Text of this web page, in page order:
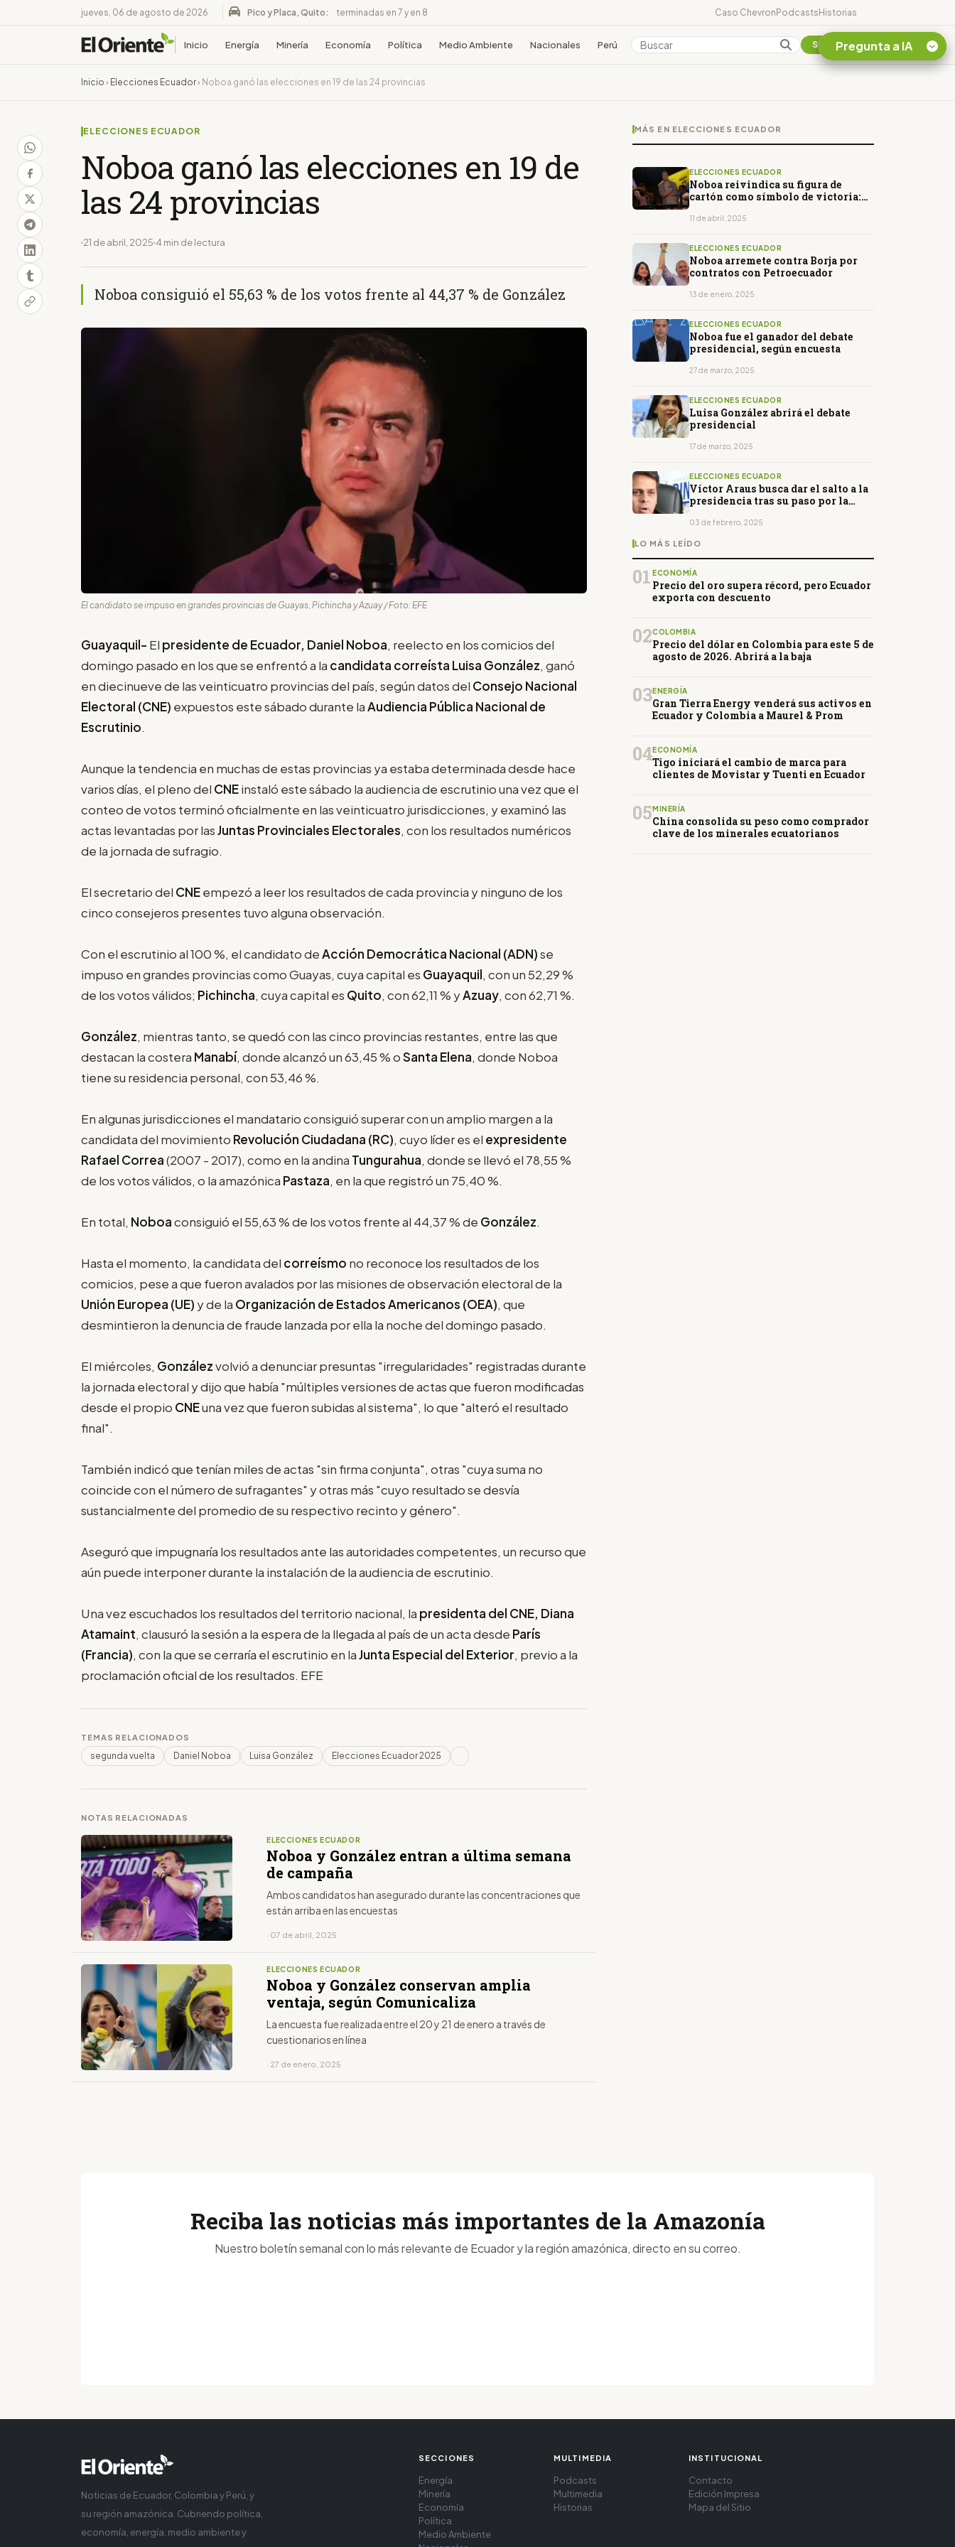
jueves, 06 de agosto de 2026 Pico y Placa, Quito: terminadas en 7 y en 8 Caso ChevronPodcastsHistorias
Inicio Energía Minería Economía Política Medio Ambiente Nacionales Perú Colombia Suscribirse
Inicio › Elecciones Ecuador› Noboa ganó las elecciones en 19 de las 24 provincias
ELECCIONES ECUADOR
Noboa ganó las elecciones en 19 de
las 24 provincias
21 de abril, 2025 4 min de lectura
Noboa consiguió el 55,63 % de los votos frente al 44,37 % de González
El candidato se impuso en grandes provincias de Guayas, Pichincha y Azuay / Foto: EFE
Guayaquil- El presidente de Ecuador, Daniel Noboa, reelecto en los comicios del
domingo pasado en los que se enfrentó a la candidata correísta Luisa González, ganó
en diecinueve de las veinticuatro provincias del país, según datos del Consejo Nacional
Electoral (CNE) expuestos este sábado durante laAudiencia Pública Nacional de
Escrutinio.
Aunque la tendencia en muchas de estas provincias ya estaba determinada desde hace
varios días, el pleno del CNEinstaló este sábado la audiencia de escrutinio una vez que el
conteo de votos terminó oficialmente en las veinticuatro jurisdicciones, y examinó las
actas levantadas por lasJuntas Provinciales Electorales, con los resultados numéricos
de la jornada de sufragio.
El secretario del CNEempezó a leer los resultados de cada provincia y ninguno de los
cinco consejeros presentes tuvo alguna observación.
Con el escrutinio al 100 %, el candidato deAcción Democrática Nacional (ADN)se
impuso en grandes provincias como Guayas, cuya capital es Guayaquil, con un 52,29 %
de los votos válidos; Pichincha, cuya capital es Quito, con 62,11 % yAzuay, con 62,71 %.
González, mientras tanto, se quedó con las cinco provincias restantes, entre las que
destacan la costera Manabí, donde alcanzó un 63,45 % oSanta Elena, donde Noboa
tiene su residencia personal, con 53,46 %.
En algunas jurisdicciones el mandatario consiguió superar con un amplio margen a la
candidata del movimiento Revolución Ciudadana (RC), cuyo líder es el expresidente
Rafael Correa(2007 - 2017), como en la andina Tungurahua, donde se llevó el 78,55 %
de los votos válidos, o la amazónica Pastaza, en la que registró un 75,40 %.
En total, Noboaconsiguió el 55,63 % de los votos frente al 44,37 % de González.
Hasta el momento, la candidata del correísmo no reconoce los resultados de los
comicios, pese a que fueron avalados por las misiones de observación electoral de la
Unión Europea (UE) y de la Organización de Estados Americanos (OEA), que
desmintieron la denuncia de fraude lanzada por ella la noche del domingo pasado.
El miércoles, Gonzálezvolvió a denunciar presuntas "irregularidades" registradas durante
la jornada electoral y dijo que había "múltiples versiones de actas que fueron modificadas
desde el propio CNEuna vez que fueron subidas al sistema", lo que "alteró el resultado
final".
También indicó que tenían miles de actas "sin firma conjunta", otras "cuya suma no
coincide con el número de sufragantes" y otras más "cuyo resultado se desvía
sustancialmente del promedio de su respectivo recinto y género".
Aseguró que impugnaría los resultados ante las autoridades competentes, un recurso que
aún puede interponer durante la instalación de la audiencia de escrutinio.
Una vez escuchados los resultados del territorio nacional, la presidenta del CNE, Diana
Atamaint, clausuró la sesión a la espera de la llegada al país de un acta desde París
(Francia), con la que se cerraría el escrutinio en laJunta Especial del Exterior, previo a la
proclamación oficial de los resultados. EFE
TEMAS RELACIONADOS
segunda vuelta Daniel Noboa Luisa González Elecciones Ecuador 2025
NOTAS RELACIONADAS
ELECCIONES ECUADOR
Noboa y González entran a última semana
de campaña
Ambos candidatos han asegurado durante las concentraciones que
están arriba en las encuestas
· 07 de abril, 2025
ELECCIONES ECUADOR
Noboa y González conservan amplia
ventaja, según Comunicaliza
La encuesta fue realizada entre el 20 y 21 de enero a través de
cuestionarios en línea
· 27 de enero, 2025
MÁS EN ELECCIONES ECUADOR
ELECCIONES ECUADOR
Noboa reivindica su figura de
cartón como símbolo de victoria:
11 de abril, 2025
ELECCIONES ECUADOR
Noboa arremete contra Borja por
contratos con Petroecuador
13 de enero, 2025
ELECCIONES ECUADOR
Noboa fue el ganador del debate
presidencial, según encuesta
27 de marzo, 2025
ELECCIONES ECUADOR
Luisa González abrirá el debate
presidencial
17 de marzo, 2025
ELECCIONES ECUADOR
Víctor Araus busca dar el salto a la
presidencia tras su paso por la
03 de febrero, 2025
LO MÁS LEÍDO
01 ECONOMÍA
Precio del oro supera récord, pero Ecuador
exporta con descuento
02COLOMBIA
Precio del dólar en Colombia para este 5 de
agosto de 2026. Abrirá a la baja
03ENERGÍA
Gran Tierra Energy venderá sus activos en
Ecuador y Colombia a Maurel & Prom
04ECONOMÍA
Tigo iniciará el cambio de marca para
clientes de Movistar y Tuenti en Ecuador
05 MINERÍA
China consolida su peso como comprador
clave de los minerales ecuatorianos
Pregunta a IA
¿En que consiste la
Reciba las noticias más importantes de la Amazonía
Nuestro boletín semanal con lo más relevante de Ecuador y la región amazónica, directo en su correo.
Noticias de Ecuador, Colombia y Perú, y
su región amazónica. Cubriendo política,
economía, energía, medio ambiente y
SECCIONES
Energía
Minería
Economía
Política
Medio Ambiente
MULTIMEDIA
Podcasts
Multimedia
Historias
INSTITUCIONAL
Contacto
Edición Impresa
Mapa del Sitio